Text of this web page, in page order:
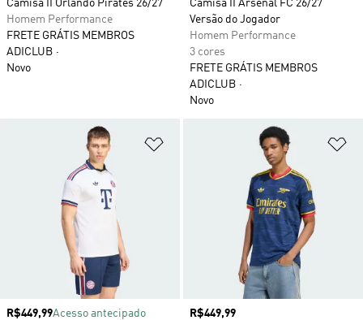
Camisa II Orlando Pirates 26/27
Homem Performance
FRETE GRÁTIS MEMBROS
ADICLUB
Novo
Camisa II Arsenal FC 26/27
Versão do Jogador
Homem Performance
3 cores
FRETE GRÁTIS MEMBROS
ADICLUB
Novo
Adicionar à Lista de Desejos
Preço
R$449,99Acesso antecipado
Preço
R$449,99